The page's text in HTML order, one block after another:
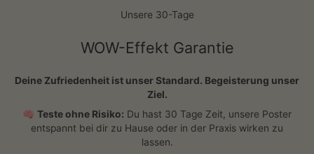
Unsere 30-Tage
WOW-Effekt Garantie
Deine Zufriedenheit ist unser Standard. Begeisterung unser
Ziel.
🧠 Teste ohne Risiko: Du hast 30 Tage Zeit, unsere Poster
entspannt bei dir zu Hause oder in der Praxis wirken zu
lassen.